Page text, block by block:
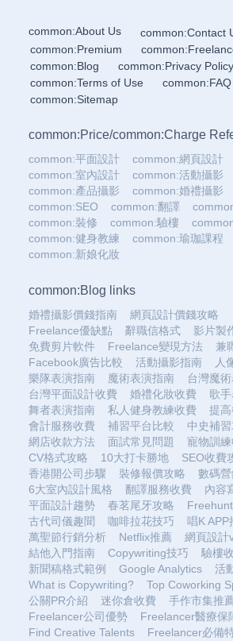
common:About Us
common:Contact
common:Premium
common:Blog
common:Privacy Policy
common:Terms of Use
common:FAQ
common:Sitemap
common:Price/common:Charge
common:平面設計
common:網頁設計
common:室內設計
common:活動攝影
common:產品攝影
common:婚禮攝影
common:SEO
common:翻譯
common:裝修
common:驗樓
common:健身教練
common:瑜珈課程
common:新娘化妝
common:Blog links
婚禮攝影價錢指南
網頁設計價錢攻略
Freelance優缺點
辭職信格式
影片製
免費剪片軟件
Freelance變現方法
兼
Facebook廣告比較
活動攝影指南
人
樂隊表演指南
魔術表演指南
台灣魔
台灣平面設計收費
婚禮化妝收費
歌
舞者表演指南
私人健身教練收費
提
會計服務收費
補習平台比較
中史補
網店收款方法
面試常見問題
寵物訓
CV格式攻略
10大打卡勝地
SEO收費
香港開公司步驟
裝修報價攻略
數碼
6大室內設計風格
翻譯服務收費
內容
平面設計趨勢
春茗尾牙攻略
古代司儀趣聞
咖啡拉花技巧
唱K APP
萬聖節行銷分析
Netflix推薦
網頁設計
結他入門指南
Copywriting技巧
驗樓
新聞稿格式範例
Google Analytics
活
What is Copywriting?
Top Coworking
公關PR介紹
迷你倉收費
手作市集推
Freelancer公司優勢
Freelancer醫療保
Find Creative Talents
Freelancer必備